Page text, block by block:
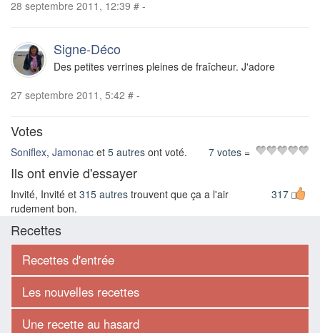
28 septembre 2011, 12:39 # -
Signe-Déco
Des petites verrines pleines de fraîcheur. J'adore
27 septembre 2011, 5:42 # -
Votes
Soniflex, Jamonac et 5 autres ont voté. =
7 votes
Ils ont envie d'essayer
317
Invité, Invité et 315 autres trouvent que ça a l'air
rudement bon.
Recettes
Recettes d'entrée
Les nouvelles recettes
Une recette au hasard